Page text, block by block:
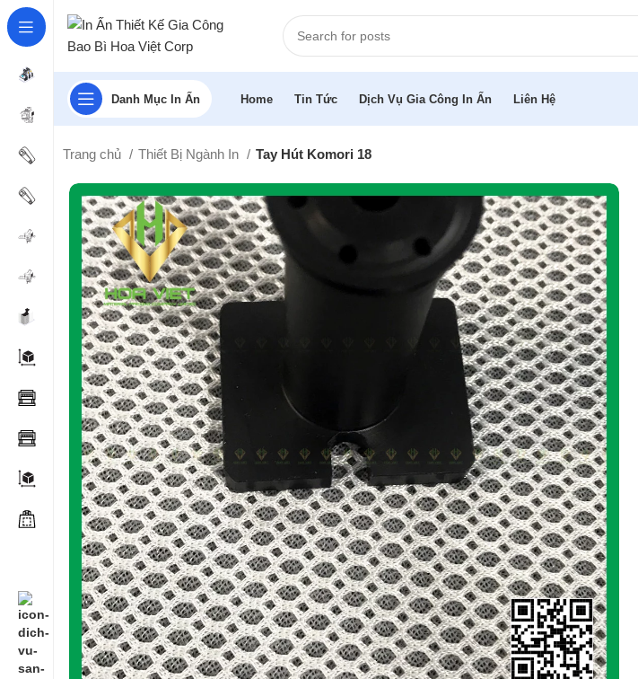
Danh Mục In Ấn Home Tin Tức Dịch Vụ Gia Công In Ấn Liên Hệ
Trang chủ Thiết Bị Ngành In Tay Hút Komori 18